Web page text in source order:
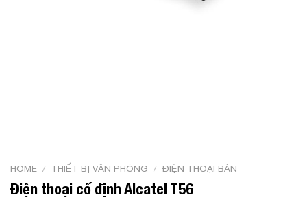
HOME / THIẾT BỊ VĂN PHÒNG / ĐIỆN THOẠI BÀN
Điện thoại cố định Alcatel T56